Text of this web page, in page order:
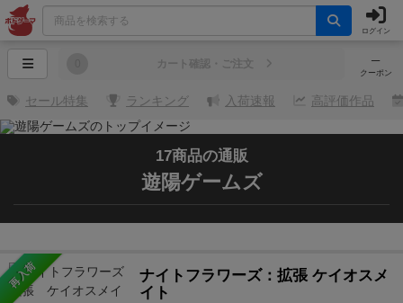
ログイン
─
クーポン
カート確認・ご注文
セール特集 ランキング 入荷速報 高評価作品
17商品の通販
遊陽ゲームズ
再入荷
ナイトフラワーズ：拡張 ケイオスメ
イト